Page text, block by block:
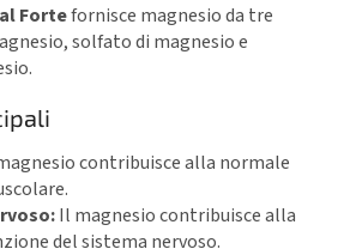
Fortefornisce magnesio da tre
solfato di magnesio e
contribuisce alla normale
Il magnesio contribuisce alla
del sistema nervoso.